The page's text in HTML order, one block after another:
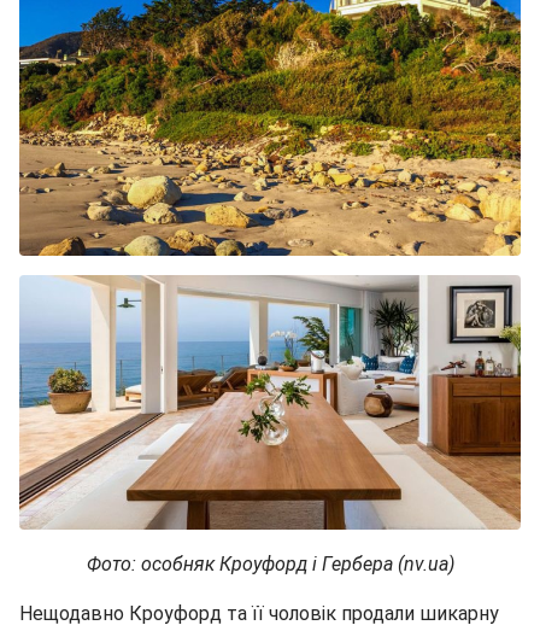
Фото: особняк Кроуфорд і Гербера (nv.ua)
Нещодавно Кроуфорд та її чоловік продали шикарну